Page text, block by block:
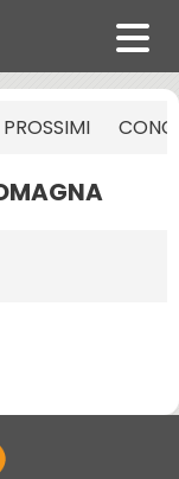
PROSSIMI